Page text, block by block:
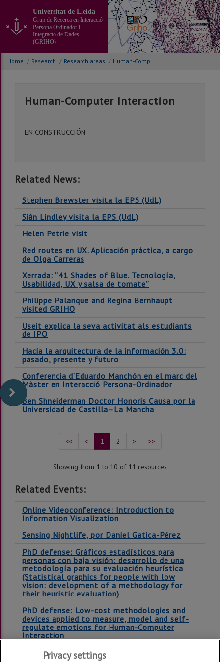
the
main
of
the
Universitat de Lleida
Grup de Recerca en Interacció
Persona Ordinador i
Integració de Dades
(GRIHO)
Home / Research / Research areas / Human-Computer Interaction
Human-Computer Interaction
EN CONSTRUCCIÓN
Related News:
Stephen Brewster visita la EPS (UdL)
Siân Lindley visita la EPS (UdL)
Helen Petrie visit
Red routes en UX. Aplicación práctica, a cargo
de Olga Carreras
Xerrada: “41 Shades of Blue. Tecnología,
Usabilidad, UX y salsa de tomate”
Philippe Palanque and Regina Bernhaupt
visited GRIHO
Useit explica la seva activitat als estudiants
de IPO
Hacia la arquitectura de la información 3.0:
pasado, presente y futuro
Conferencia d’Eduardo Manchón en el marc del
Màster en Interacció Persona-Ordinador
Ben Shneiderman Doctor Honoris Causa por la
Universidad de Castilla–La Mancha
<< < 1 2 > >>
Showing from 1 to 10 of 11 resources
Related Events:
Online Videoconference: Introduction to
Information Visualization
Sensing Nightlife, por Daniel Gatica-Pérez
PhD defense: Gráficos estadísticos para
personas con baja visión: desarrollo de una
metodología para su evaluación heurística
(Statistical graphics for people with low
vision: development of a methodology for
their heuristic evaluation)
PhD defense: Low-cost methodologies and
devices applied to measure, model and self-
regulate emotions for Human-Computer
Interaction
Showing from 1 to 4 of 4 resources
Privacy settings